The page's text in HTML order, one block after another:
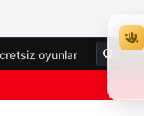
oyunlar